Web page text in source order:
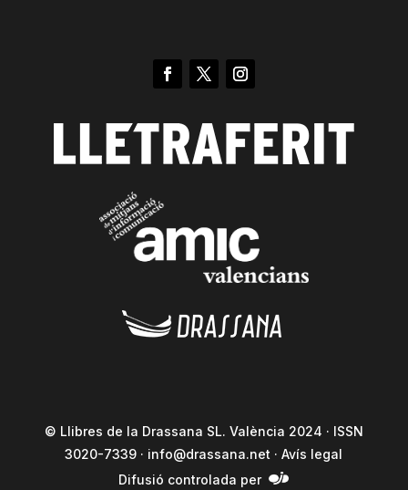
© Llibres de la Drassana SL. València 2024 · ISSN
3020-7339 · info@drassana.net ·Avís legal
Difusió controlada per